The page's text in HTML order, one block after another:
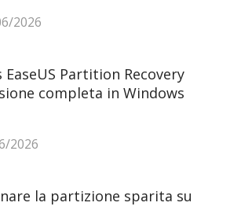
2026
Partition Recovery
completa in Windows
2026
la partizione sparita su